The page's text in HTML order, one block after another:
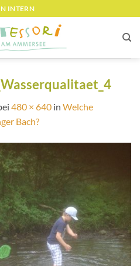
INTERN
480 × 640 in Welche
Bach?